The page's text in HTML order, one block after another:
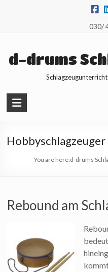
030/
d-drums
Hobbyschlagzeuger
You are here:d-drums
Rebound am